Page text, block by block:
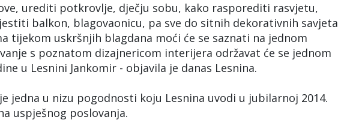
urediti potkrovlje, dječju sobu, kako rasporediti rasvjetu,
balkon, blagovaonicu, pa sve do sitnih dekorativnih savjeta
tijekom uskršnjih blagdana moći će se saznati na jednom
s poznatom dizajnericom interijera održavat će se jednom
u Lesnini Jankomir - objavila je danas Lesnina.
jedna u nizu pogodnosti koju Lesnina uvodi u jubilarnoj 2014.
uspješnog poslovanja.